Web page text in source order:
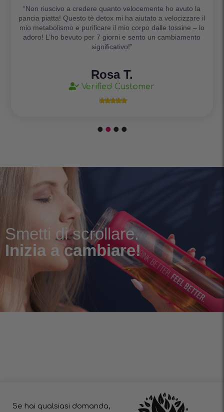
“Non riuscivo a credere quanto velocemente ho avuto la
pancia piatta! Questo tè detox mi ha aiutato a velocizzare il
mio metabolismo e purificare il mio corpo dalle tossine – lo
adoro! L’ho bevuto per 7 giorni e sento un cambiamento
significativo!”
Rosa T.
Verified Customer
    
Smetti di scrollare.
Inizia a cambiare!
Se hai qualsiasi domanda,